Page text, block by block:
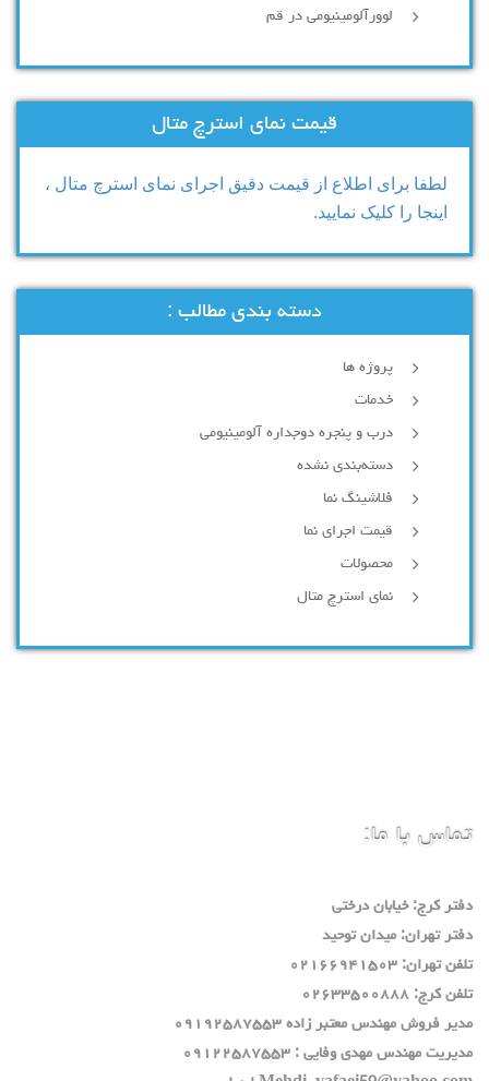
لوورآلومینیومی در قم
قیمت نمای استرچ متال
لطفا برای اطلاع از قیمت دقیق اجرای نمای استرچ متال ،
اینجا را کلیک نمایید.
دسته بندی مطالب :
پروژه ها
خدمات
درب و پنجره دوجداره آلومینیومی
دسته‌بندی نشده
فلاشینگ نما
قیمت اجرای نما
محصولات
نمای استرچ متال
تماس با ما:
دفتر كرج: خيابان درختي
دفتر تهران: ميدان توحيد
تلفن تهران: ٠٢١٦٦٩٤١٥٠٣
تلفن كرج: ٠٢٦٣٣٥٠٠٨٨٨
مدير فروش مهندس معتبر زاده ٠٩١٩٢٥٨٧٥٥٣
مديريت مهندس مهدي وفايي : ٠٩١٢٢٥٨٧٥٥٣